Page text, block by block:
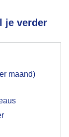
je verder
maand)
voor het
gegeven,
waarin